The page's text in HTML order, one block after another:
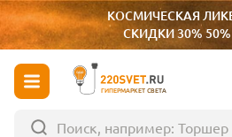
КОСМИЧЕСКАЯ
СКИДКИ 30% 50%
ГИПЕРМАРКЕТ СВЕТА